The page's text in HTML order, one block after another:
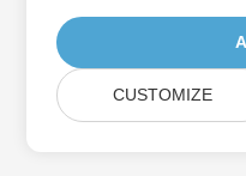
CUSTOMIZE